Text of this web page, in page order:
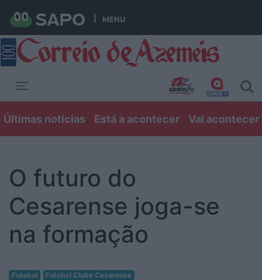
MENU
Últimas notícias Está a acontecer Vai acontecer
O futuro do
Cesarense joga-se
na formação
Futebol Futebol Clube Cesarense